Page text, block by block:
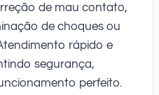
de mau contato,
de choques ou
rápido e
segurança,
perfeito.